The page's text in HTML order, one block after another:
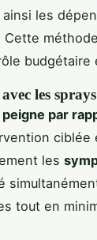
les
budgétaire
les sprays
par
les
tout en